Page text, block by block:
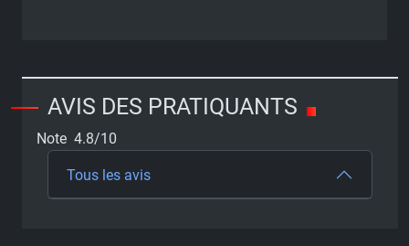
AVIS DES PRATIQUANTS
Note 4.8/10
Tous les avis